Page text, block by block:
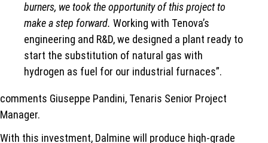
burners, we took the opportunity of this project to
make a step forward. Working with Tenova’s
engineering and R&D, we designed a plant ready to
start the substitution of natural gas with
hydrogen as fuel for our industrial furnaces”.
comments Giuseppe Pandini, Tenaris Senior Project
Manager.
With this investment, Dalmine will produce high-grade